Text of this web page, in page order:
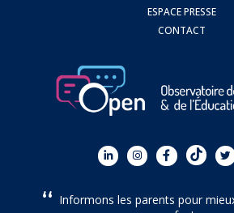
ESPACE PRESSE
CONTACT
Informons les parents pour